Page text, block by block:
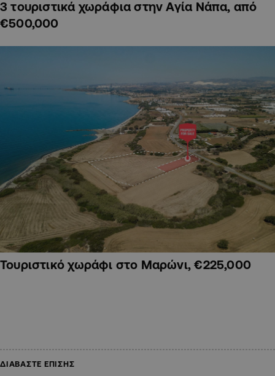
3 τουριστικά χωράφια στην Αγία Νάπα, από
€500,000
Τουριστικό χωράφι στο Μαρώνι, €225,000
ΔΙΑΒΑΣΤΕ ΕΠΙΣΗΣ